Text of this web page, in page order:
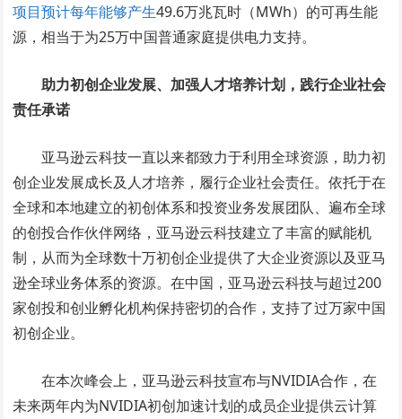
项目预计每年能够产生49.6万兆瓦时（MWh）的可再生能
源，相当于为25万中国普通家庭提供电力支持。
助力初创企业发展、加强人才培养计划，践行企业社会
责任承诺
亚马逊云科技一直以来都致力于利用全球资源，助力初
创企业发展成长及人才培养，履行企业社会责任。依托于在
全球和本地建立的初创体系和投资业务发展团队、遍布全球
的创投合作伙伴网络，亚马逊云科技建立了丰富的赋能机
制，从而为全球数十万初创企业提供了大企业资源以及亚马
逊全球业务体系的资源。在中国，亚马逊云科技与超过200
家创投和创业孵化机构保持密切的合作，支持了过万家中国
初创企业。
在本次峰会上，亚马逊云科技宣布与NVIDIA合作，在
未来两年内为NVIDIA初创加速计划的成员企业提供云计算